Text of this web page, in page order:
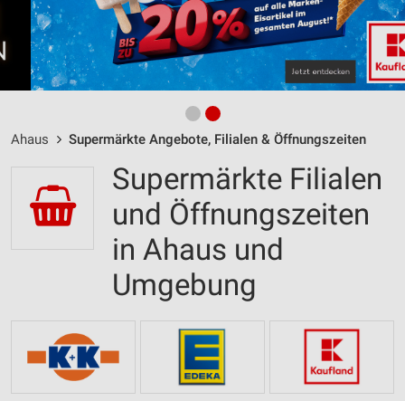
Ahaus Supermärkte Angebote, Filialen & Öffnungszeiten
Supermärkte Filialen
und Öffnungszeiten
in Ahaus und
Umgebung